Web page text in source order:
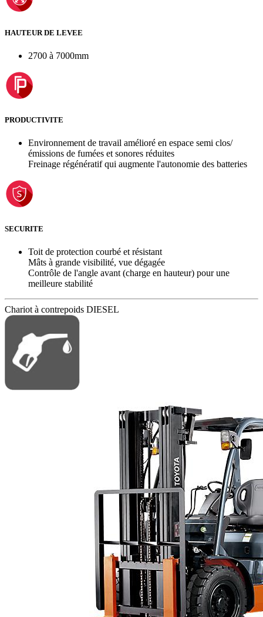
HAUTEUR DE LEVEE
2700 à 7000mm
PRODUCTIVITE
Environnement de travail amélioré en espace semi clos/
émissions de fumées et sonores réduites
Freinage régénératif qui augmente l'autonomie des batteries
SECURITE
Toit de protection courbé et résistant
Mâts à grande visibilité, vue dégagée
Contrôle de l'angle avant (charge en hauteur) pour une
meilleure stabilité
Chariot à contrepoids DIESEL